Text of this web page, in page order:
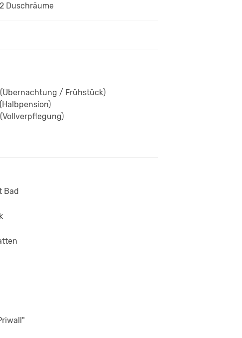
Duschräume
(Übernachtung / Frühstück)
(Halbpension)
(Vollverpflegung)
Bad